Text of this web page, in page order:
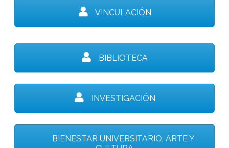
VINCULACIÓN
BIBLIOTECA
INVESTIGACIÓN
BIENESTAR UNIVERSITARIO, ARTE Y